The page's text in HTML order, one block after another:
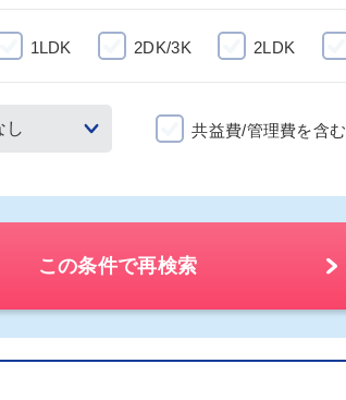
1LDK 2DK/3K 2LDK
共益費/管理費を含む
この条件で再検索